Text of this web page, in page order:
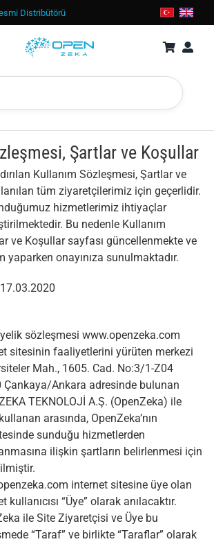
Distribütörü
Şartlar ve Koşullar
Kullanım Sözleşmesi, Şartlar ve
tüm ziyaretçilerimiz için geçerlidir.
hizmetlerimiz ihtiyaçlar
Bu nedenle Kullanım
ve Koşullar sayfası güncellenmekte ve
yaparken onayınıza sunulmaktadır.
sözleşmesi www.openzeka.com
sitesinin faaliyetlerini yürüten merkezi
Mah., 1605. Cad. No:3/1-Z04
Çankaya/Ankara adresinde bulunan
TEKNOLOJİ A.Ş. (OpenZeka) ile
arasında, OpenZeka’nın
sunduğu hizmetlerden
ilişkin şartların belirlenmesi için
internet sitesine üye olan
kullanıcısı “Üye” olarak anılacaktır.
ile Site Ziyaretçisi ve Üye bu
“Taraf” ve birlikte “Taraflar” olarak